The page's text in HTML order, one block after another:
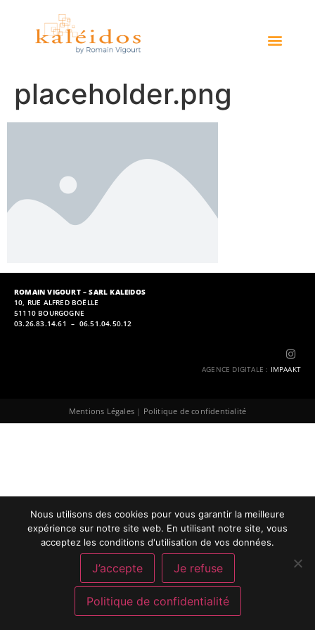
placeholder.png
ROMAIN VIGOURT – SARL KALEIDOS
10, RUE ALFRED BOËLLE
51110 BOURGOGNE
03.26.83.14.61 – 06.51.04.50.12
AGENCE DIGITALE : IMPAAKT
Mentions Légales| Politique de confidentialité
Nous utilisons des cookies pour vous garantir la meilleure
expérience sur notre site web. En utilisant notre site, vous
acceptez les conditions d'utilisation de vos données.
J’accepte Je refuse
Politique de confidentialité